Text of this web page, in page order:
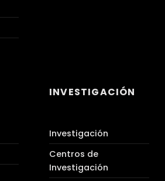
INVESTIGACIÓN
Investigación
Centros de
Investigación